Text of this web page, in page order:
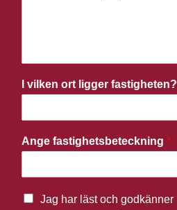
I vilken ort ligger fastigheten?
Ange fastighetsbeteckning *
Jag har läst och godkänner